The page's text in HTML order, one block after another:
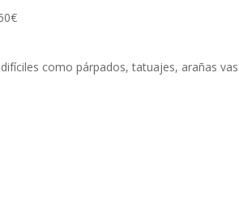
como párpados, tatuajes, arañas